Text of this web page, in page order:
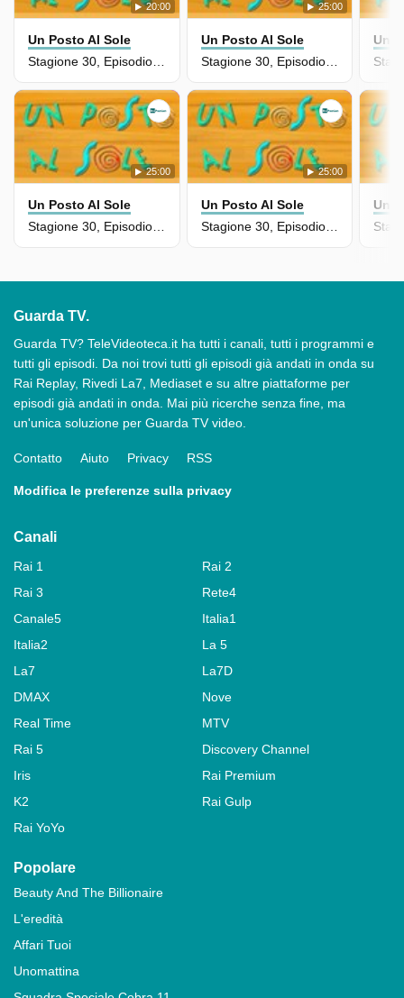
20:00
Un Posto Al Sole
Stagione 30, Episodio 6904
25:00
Un Posto Al Sole
Stagione 30, Episodio 6903
25:00
Un Posto Al Sole
25:00
Un Posto Al Sole
Stagione 30, Episodio 6901
Un
Un
Guarda TV.
Guarda TV? TeleVideoteca.it ha tutti i canali, tutti i programmi e
tutti gli episodi. Da noi trovi tutti gli episodi già andati in onda su
Rai Replay, Rivedi La7, Mediaset e su altre piattaforme per
episodi già andati in onda. Mai più ricerche senza fine, ma
un'unica soluzione per Guarda TV video.
Contatto Aiuto Privacy RSS
Modifica le preferenze sulla privacy
Canali
Rai 1
Rai 2
Rai 3
Rete4
Canale5
Italia1
Italia2
La 5
La7
La7D
DMAX
Nove
Real Time
MTV
Rai 5
Discovery Channel
Iris
Rai Premium
K2
Rai Gulp
Rai YoYo
Popolare
Beauty And The Billionaire
L'eredità
Affari Tuoi
Unomattina